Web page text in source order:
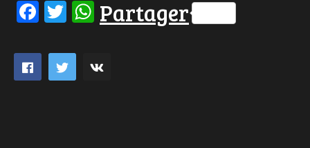
Facebook
Twitter
WhatsApp
Partager